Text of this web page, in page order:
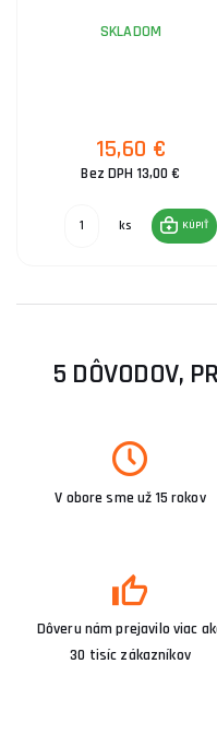
SKLADOM
15,60 €
Bez DPH 13,00 €
ks KÚPIŤ
5 DÔVODOV,
V obore sme už 15 rokov
Dôveru nám prejavilo viac
30 tisíc zákazníkov